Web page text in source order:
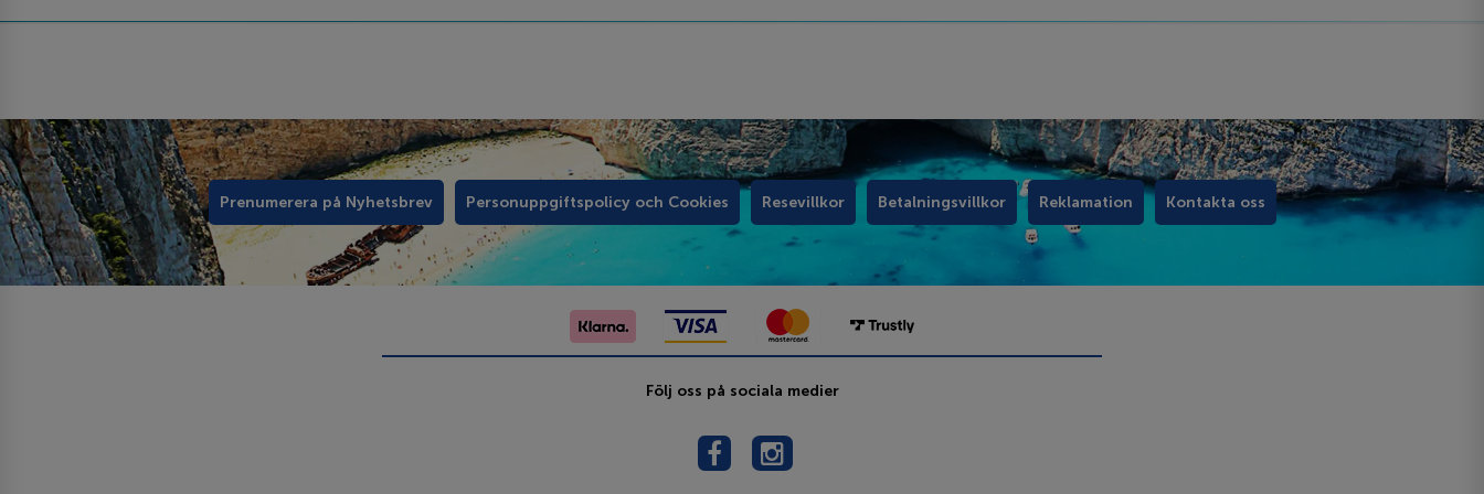
Prenumerera på Nyhetsbrev Personuppgiftspolicy och Cookies Resevillkor Betalningsvillkor Reklamation Kontakta oss
Följ oss på sociala medier